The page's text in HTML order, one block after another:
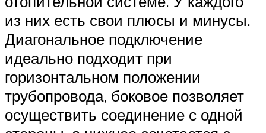
из них есть свои плюсы и минусы.
Диагональное подключение
идеально подходит при
горизонтальном положении
трубопровода, боковое позволяет
осуществить соединение с одной